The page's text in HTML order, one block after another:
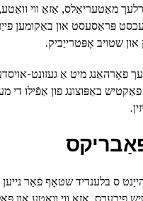
מאַטעריאַלס, אַזאַ ווי
פּראַסעסט און באַקומען
שטויב אָפּטרייַביק.
פאָרהאַנג מיט אַ געזונט-
פאַקטיש באַפּוצונג פון אַפֿילו די
הייַנט ס בלענדיד שטאָף פֿאַר